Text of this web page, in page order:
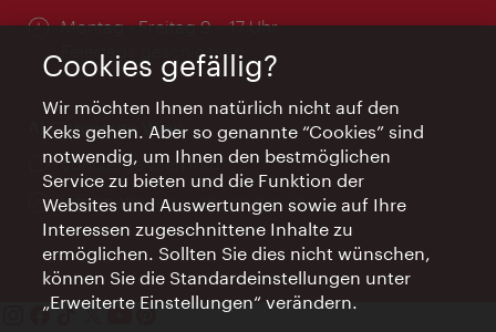
Öffnungszeiten:
Montag - Freitag 9 – 17 Uhr
Feiertags geschlossen
AI Concierge Wien
Ort:
concierge.wien.info
Öffnungszeiten:
Informationen rund um die Uhr
Cookies gefällig?
Wir möchten Ihnen natürlich nicht auf den
Keks gehen. Aber so genannte “Cookies” sind
notwendig, um Ihnen den bestmöglichen
Service zu bieten und die Funktion der
Websites und Auswertungen sowie auf Ihre
Interessen zugeschnittene Inhalte zu
ermöglichen. Sollten Sie dies nicht wünschen,
können Sie die Standardeinstellungen unter
„Erweiterte Einstellungen“ verändern.